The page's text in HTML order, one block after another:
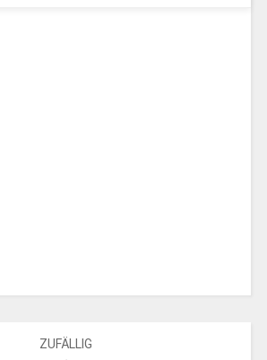
ZUFÄLLIG